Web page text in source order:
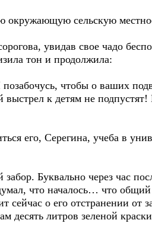
окружающую сельскую
увидав свое чадо
тон и продолжила:
чтобы о ваших
к детям не
его, Серегина, учеба в
Буквально через час
что началось… что
о его отстранении от
десять литров зеленой